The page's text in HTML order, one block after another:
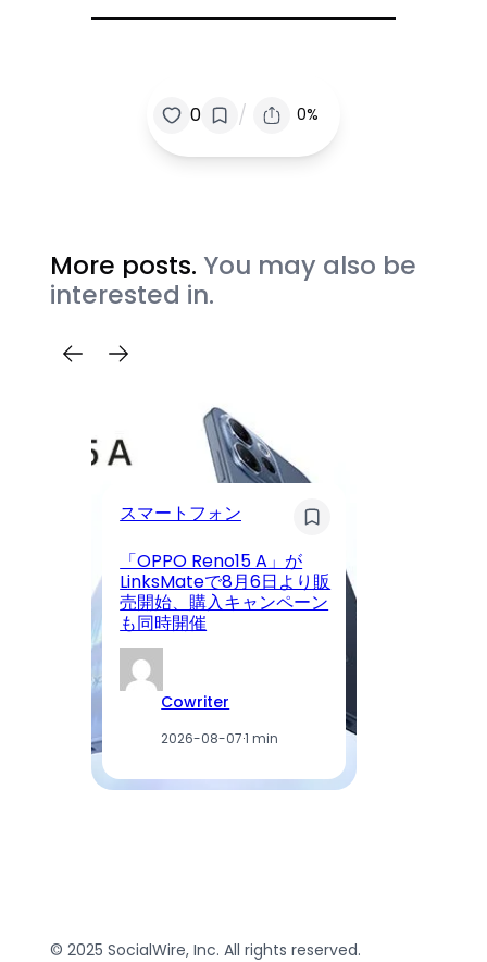
0 / 0%
More posts. You may also be
interested in.
スマートフォン
「OPPO Reno15 A」が
LinksMateで8月6日より販
売開始、購入キャンペーン
も同時開催
Cowriter
2026-08-07·1 min
© 2025 SocialWire, Inc. All rights reserved.